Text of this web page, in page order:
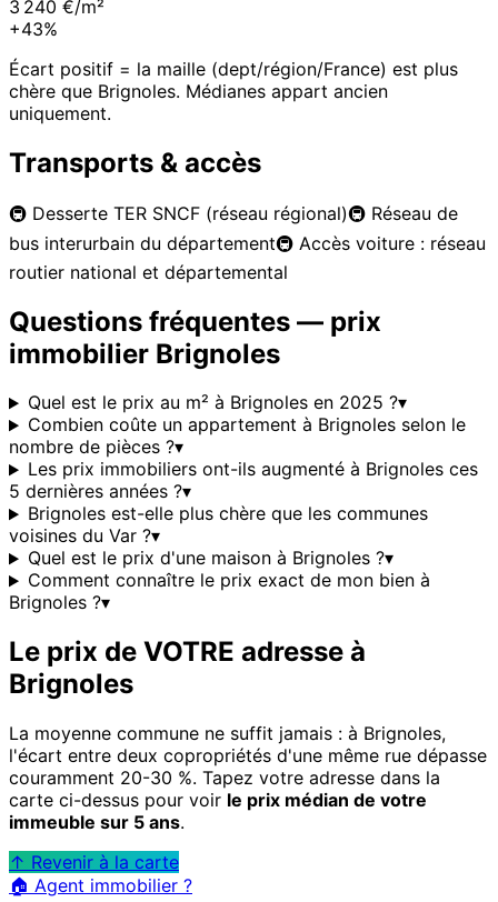
3 240 €/m²
+43%
Écart positif = la maille (dept/région/France) est plus
chère que Brignoles. Médianes appart ancien
uniquement.
Transports & accès
🚇 Desserte TER SNCF (réseau régional)🚇 Réseau de
bus interurbain du département🚇 Accès voiture : réseau
routier national et départemental
Questions fréquentes — prix
immobilier Brignoles
Quel est le prix au m² à Brignoles en 2025 ?▾
Combien coûte un appartement à Brignoles selon le
nombre de pièces ?▾
Les prix immobiliers ont-ils augmenté à Brignoles ces
5 dernières années ?▾
Brignoles est-elle plus chère que les communes
voisines du Var ?▾
Quel est le prix d'une maison à Brignoles ?▾
Comment connaître le prix exact de mon bien à
Brignoles ?▾
Le prix de VOTRE adresse à
Brignoles
La moyenne commune ne suffit jamais : à Brignoles,
l'écart entre deux copropriétés d'une même rue dépasse
couramment 20-30 %. Tapez votre adresse dans la
carte ci-dessus pour voir le prix médian de votre
immeuble sur 5 ans.
↑ Revenir à la carte
🏠 Agent immobilier ?